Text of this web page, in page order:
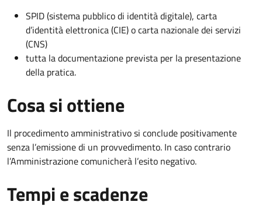
SPID (sistema pubblico di identità digitale), carta
d’identità elettronica (CIE) o carta nazionale dei servizi
(CNS)
tutta la documentazione prevista per la presentazione
della pratica.
Cosa si ottiene
Il procedimento amministrativo si conclude positivamente
senza l’emissione di un provvedimento. In caso contrario
l’Amministrazione comunicherà l’esito negativo.
Tempi e scadenze